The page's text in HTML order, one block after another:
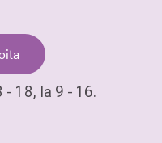
- 18, la 9 - 16.